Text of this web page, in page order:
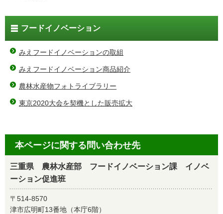
フードイノベーション
みえフードイノベーションの取組
みえフードイノベーション商品紹介
農林水産物フォトライブラリー
東京2020大会を契機とした販売拡大
本ページに関する問い合わせ先
三重県 農林水産部 フードイノベーション課 イノベ
ーション促進班
〒514-8570
津市広明町13番地（本庁6階）